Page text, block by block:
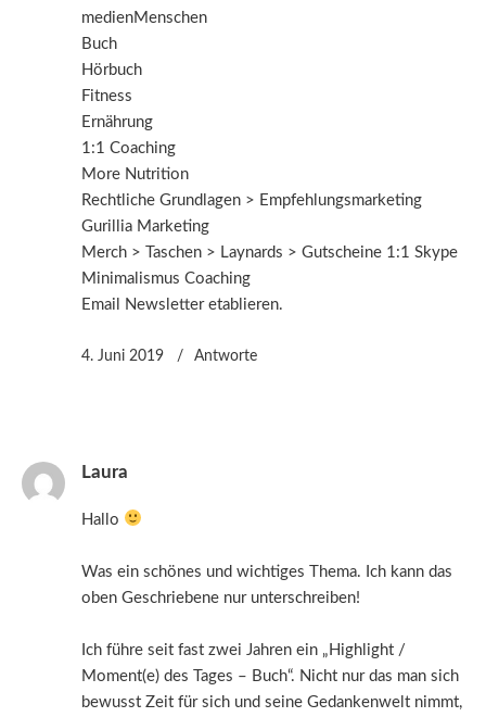
medienMenschen
Buch
Hörbuch
Fitness
Ernährung
1:1 Coaching
More Nutrition
Rechtliche Grundlagen > Empfehlungsmarketing
Gurillia Marketing
Merch > Taschen > Laynards > Gutscheine 1:1 Skype
Minimalismus Coaching
Email Newsletter etablieren.
4. Juni 2019 Antworte
Laura
Hallo
Was ein schönes und wichtiges Thema. Ich kann das
oben Geschriebene nur unterschreiben!
Ich führe seit fast zwei Jahren ein „Highlight /
Moment(e) des Tages – Buch“. Nicht nur das man sich
bewusst Zeit für sich und seine Gedankenwelt nimmt,